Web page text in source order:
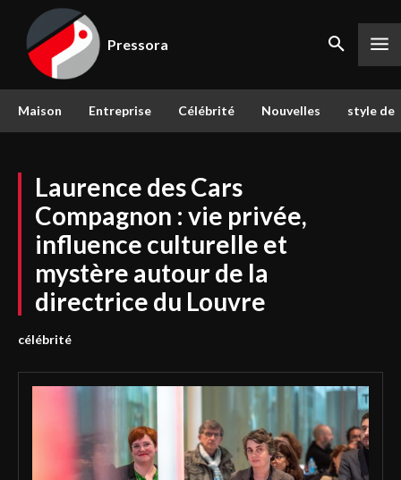
Pressora
Maison Entreprise Célébrité Nouvelles style de
Laurence des Cars
Compagnon : vie privée,
influence culturelle et
mystère autour de la
directrice du Louvre
célébrité